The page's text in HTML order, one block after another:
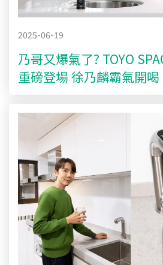
2025-06-19
乃哥又爆氣了? TOYO
重磅登場 徐乃麟霸氣開喝